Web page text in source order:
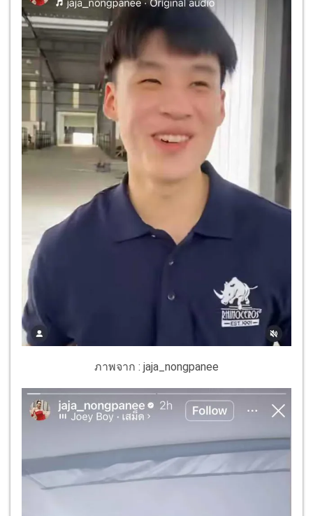
ภาพจาก : jaja_nongpanee